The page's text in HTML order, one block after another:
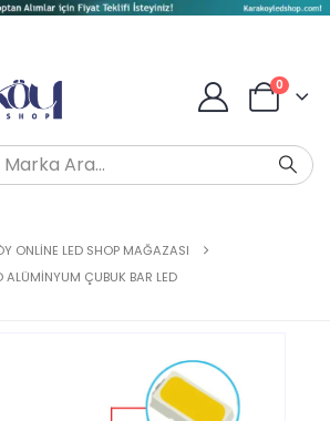
0
ONLINE LED SHOP MAĞAZASI
ALÜMINYUM ÇUBUK BAR LED